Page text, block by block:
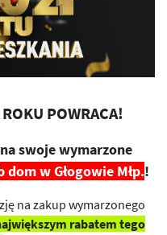
POWRACA!
na swoje wymarzone
dom w Głogowie Młp.!
na zakup wymarzonego
rabatem tego